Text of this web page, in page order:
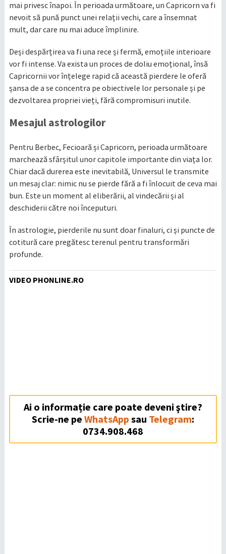
mai privesc înapoi. În perioada următoare, un Capricorn va fi
nevoit să pună punct unei relații vechi, care a însemnat
mult, dar care nu mai aduce împlinire.
Deși despărțirea va fi una rece și fermă, emoțiile interioare
vor fi intense. Va exista un proces de doliu emoțional, însă
Capricornii vor înțelege rapid că această pierdere le oferă
șansa de a se concentra pe obiectivele lor personale și pe
dezvoltarea propriei vieți, fără compromisuri inutile.
Mesajul astrologilor
Pentru Berbec, Fecioară și Capricorn, perioada următoare
marchează sfârșitul unor capitole importante din viața lor.
Chiar dacă durerea este inevitabilă, Universul le transmite
un mesaj clar: nimic nu se pierde fără a fi înlocuit de ceva mai
bun. Este un moment al eliberării, al vindecării și al
deschiderii către noi începuturi.
În astrologie, pierderile nu sunt doar finaluri, ci și puncte de
cotitură care pregătesc terenul pentru transformări
profunde.
VIDEO PHONLINE.RO
Ai o informație care poate deveni ştire?
Scrie-ne pe WhatsApp sau Telegram:
0734.908.468